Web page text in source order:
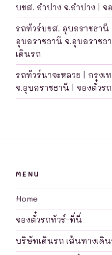
บขส. ลำปาง จ.ลำปาง | จ
รถทัวร์บขส. อุบลราชธา
อุบลราชธานี จ.อุบลราชธ
เดินรถ
รถทัวร์นาจะหลวย | กรุง
จ.อุบลราชธานี | จองตั๋วร
MENU
Home
จองตั๋วรถทัวร์-ที่นี่
บริษัทเดินรถ เส้นทางเดิ